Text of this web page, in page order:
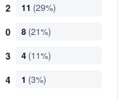
2 11 (29%)
0 8 (21%)
3 4 (11%)
4 1 (3%)